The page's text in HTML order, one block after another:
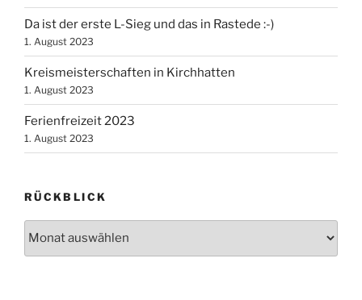
Da ist der erste L-Sieg und das in Rastede :-)
1. August 2023
Kreismeisterschaften in Kirchhatten
1. August 2023
Ferienfreizeit 2023
1. August 2023
RÜCKBLICK